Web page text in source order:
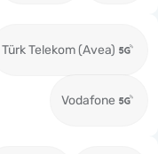
Türk Telekom (Avea)
Vodafone